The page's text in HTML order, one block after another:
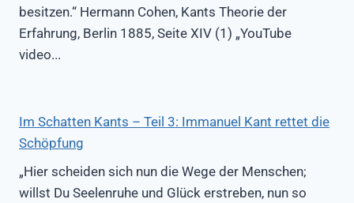
besitzen.“ Hermann Cohen, Kants Theorie der
Erfahrung, Berlin 1885, Seite XIV (1) „YouTube
video...
Im Schatten Kants – Teil 3: Immanuel Kant rettet die
Schöpfung
„Hier scheiden sich nun die Wege der Menschen;
willst Du Seelenruhe und Glück erstreben, nun so